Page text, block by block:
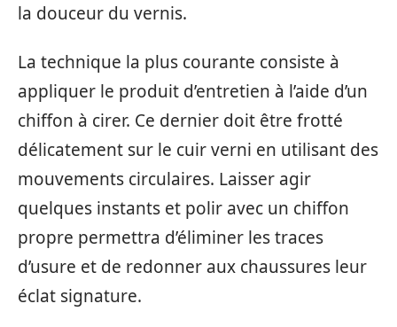
la douceur du vernis.
La technique la plus courante consiste à
appliquer le produit d’entretien à l’aide d’un
chiffon à cirer. Ce dernier doit être frotté
délicatement sur le cuir verni en utilisant des
mouvements circulaires. Laisser agir
quelques instants et polir avec un chiffon
propre permettra d’éliminer les traces
d’usure et de redonner aux chaussures leur
éclat signature.